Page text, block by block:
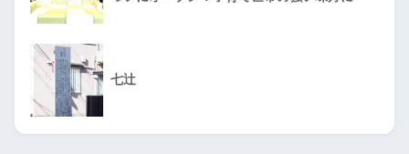
七辻